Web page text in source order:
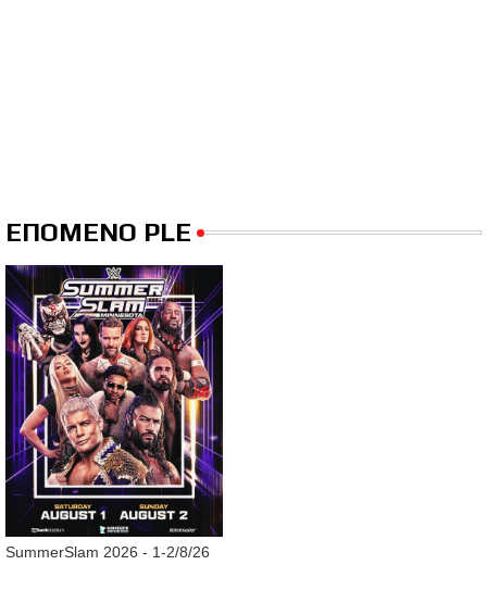
ΕΠΟΜΕΝΟ PLE
SummerSlam 2026 - 1-2/8/26